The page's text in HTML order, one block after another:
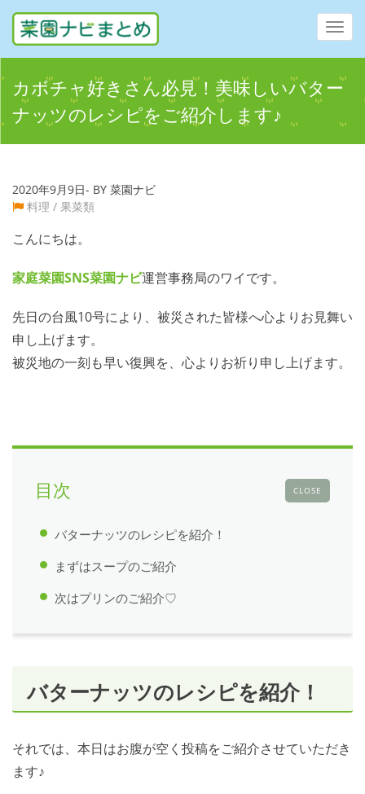
カボチャ好きさん必見！美味しいバター
ナッツのレシピをご紹介します♪
2020年9月9日- BY 菜園ナビ
料理 / 果菜類
こんにちは。
家庭菜園SNS菜園ナビ運営事務局のワイです。
先日の台風10号により、被災された皆様へ心よりお見舞い
申し上げます。
被災地の一刻も早い復興を、心よりお祈り申し上げます。
CLOSE
目次
バターナッツのレシピを紹介！
まずはスープのご紹介
次はプリンのご紹介♡
バターナッツのレシピを紹介！
それでは、本日はお腹が空く投稿をご紹介させていただき
ます♪